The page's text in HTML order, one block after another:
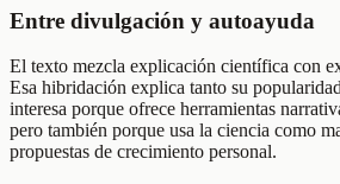
Entre divulgación y autoayuda
El texto mezcla explicación científica con
Esa hibridación explica tanto su
interesa porque ofrece herramientas
pero también porque usa la ciencia como
propuestas de crecimiento personal.